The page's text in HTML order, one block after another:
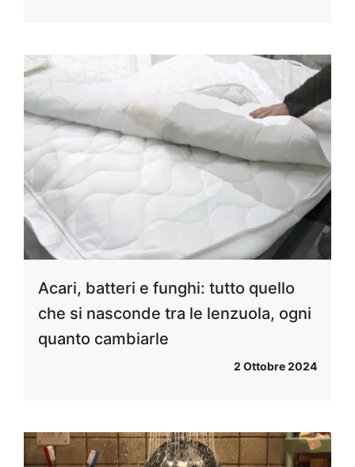
Acari, batteri e funghi: tutto quello
che si nasconde tra le lenzuola, ogni
quanto cambiarle
2 Ottobre 2024